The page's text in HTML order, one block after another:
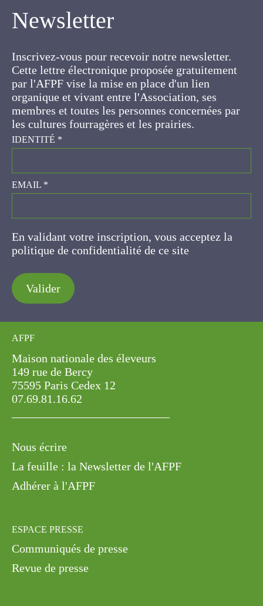
Inscrivez-vous pour recevoir notre newsletter.
gratuitement par l'AFPF vise la mise en place
d'un lien organique et vivant entre l'Association,
ses membres et toutes les personnes
concernées par les cultures fourragères et les
prairies.
IDENTITÉ*
En validant votre inscription, vous acceptez la
politique de confidentialité de ce site
Valider
AFPF
Maison nationale des éleveurs
149 rue de Bercy
75595 Paris Cedex 12
07.69.81.16.62
La feuille : la Newsletter de l'AFPF
Adhérer à l'AFPF
Communiqués de presse
Revue de presse